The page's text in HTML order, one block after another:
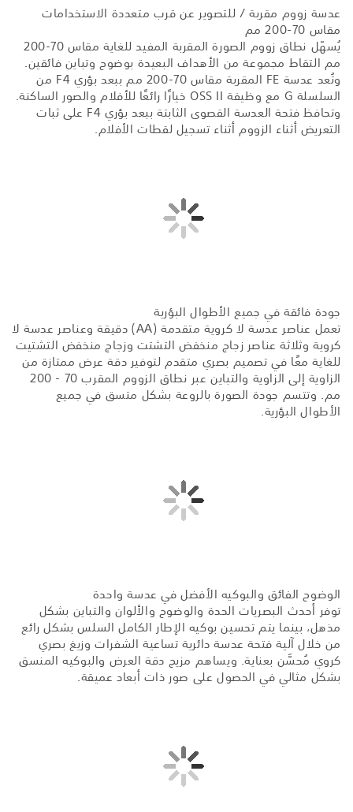
عدسة زووم مقربة / للتصوير عن قرب متعددة الاستخدامات
مقاس 70-200 مم
يُسهّل نطاق زووم الصورة المقربة المفيد للغاية مقاس 70-200
مم التقاط مجموعة من الأهداف البعيدة بوضوح وتباين فائقين.
وتُعد عدسة FE المقربة مقاس 70-200 مم ببعد بؤري F4 من
السلسلة G مع وظيفة OSS II خيارًا رائعًا للأفلام والصور الساكنة.
وتحافظ فتحة العدسة القصوى الثابتة ببعد بؤري F4 على ثبات
التعريض أثناء الزووم أثناء تسجيل لقطات الأفلام.
جودة فائقة في جميع الأطوال البؤرية
تعمل عناصر عدسة لا كروية متقدمة (AA) دقيقة وعناصر عدسة لا
كروية وثلاثة عناصر زجاج منخفض التشتت وزجاج منخفض التشتيت
للغاية معًا في تصميم بصري متقدم لتوفير دقة عرض ممتازة من
الزاوية إلى الزاوية والتباين عبر نطاق الزووم المقرب 70 - 200
مم. وتتسم جودة الصورة بالروعة بشكل متسق في جميع
الأطوال البؤرية.
الوضوح الفائق والبوكيه الأفضل في عدسة واحدة
توفر أحدث البصريات الحدة والوضوح والألوان والتباين بشكل
مذهل، بينما يتم تحسين بوكيه الإطار الكامل السلس بشكل رائع
من خلال آلية فتحة عدسة دائرية تساعية الشفرات وزيغ بصري
كروي مُحسَّن بعناية. ويساهم مزيج دقة العرض والبوكيه المنسق
بشكل مثالي في الحصول على صور ذات أبعاد عميقة.